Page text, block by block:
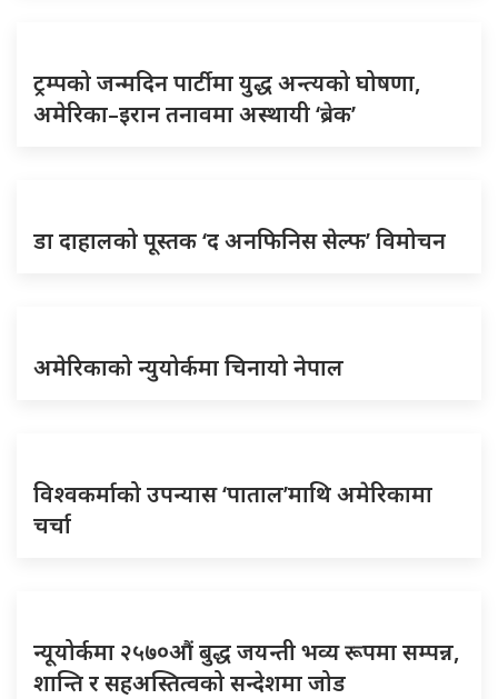
ट्रम्पको जन्मदिन पार्टीमा युद्ध अन्त्यको घोषणा,
अमेरिका–इरान तनावमा अस्थायी ‘ब्रेक’
डा दाहालको पूस्तक ‘द अनफिनिस सेल्फ’ विमोचन
अमेरिकाको न्युयोर्कमा चिनायो नेपाल
विश्वकर्माको उपन्यास ‘पाताल’माथि अमेरिकामा
चर्चा
न्यूयोर्कमा २५७०औं बुद्ध जयन्ती भव्य रूपमा सम्पन्न,
शान्ति र सहअस्तित्वको सन्देशमा जोड